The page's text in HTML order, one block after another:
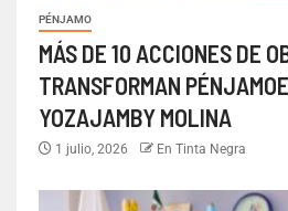
PÉNJAMO
MÁS DE 10 ACCIONES DE
TRANSFORMAN
YOZAJAMBY MOLINA
1 julio, 2026 En Tinta Negra